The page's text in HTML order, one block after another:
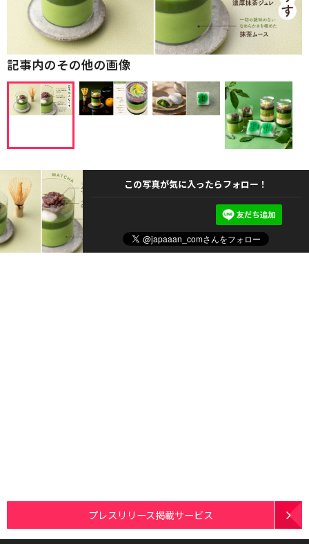
記事内のその他の画像
この写真が気に入ったらフォロー！
プレスリリース掲載サービス